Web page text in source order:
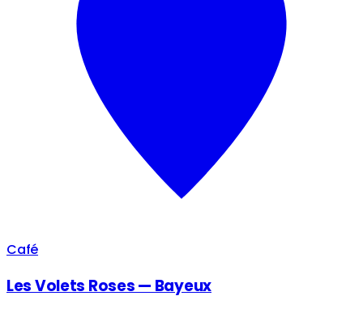
Café
Les Volets Roses — Bayeux